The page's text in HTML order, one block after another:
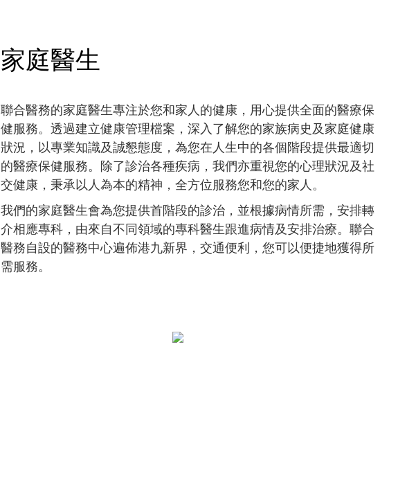
家庭醫生
聯合醫務的家庭醫生專注於您和家人的健康，用心提供全面的醫療保
健服務。透過建立健康管理檔案，深入了解您的家族病史及家庭健康
狀況，以專業知識及誠懇態度，為您在人生中的各個階段提供最適切
的醫療保健服務。除了診治各種疾病，我們亦重視您的心理狀況及社
交健康，秉承以人為本的精神，全方位服務您和您的家人。
我們的家庭醫生會為您提供首階段的診治，並根據病情所需，安排轉
介相應專科，由來自不同領域的專科醫生跟進病情及安排治療。聯合
醫務自設的醫務中心遍佈港九新界，交通便利，您可以便捷地獲得所
需服務。